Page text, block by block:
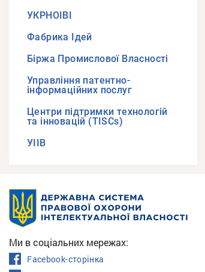
УКРНОІВІ
Фабрика Ідей
Біржа Промислової Власності
Управління патентно-
інформаційних послуг
Центри підтримки технологій
та інновацій (TISCs)
УІІВ
Ми в соціальних мережах:
Facebook-сторінка